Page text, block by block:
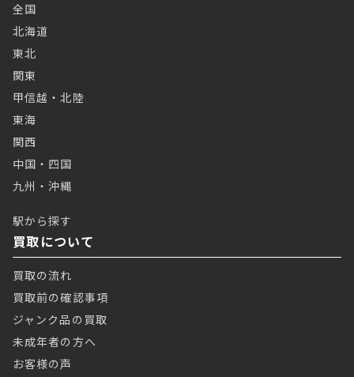
全国
北海道
東北
関東
甲信越・北陸
東海
関西
中国・四国
九州・沖縄
駅から探す
買取について
買取の流れ
買取前の確認事項
ジャンク品の買取
未成年者の方へ
お客様の声